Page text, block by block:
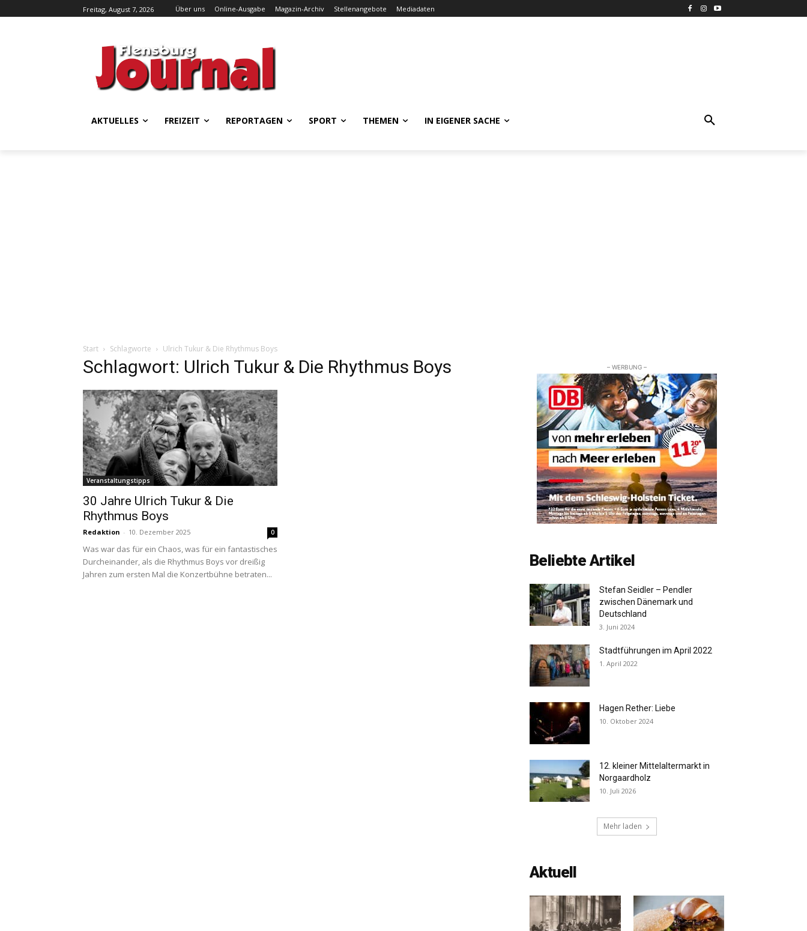
Freitag, August 7, 2026 Über uns Online-Ausgabe Magazin-Archiv Stellenangebote Mediadaten
AKTUELLES FREIZEIT REPORTAGEN SPORT THEMEN IN EIGENER SACHE
Start Schlagworte Ulrich Tukur & Die Rhythmus Boys
Schlagwort: Ulrich Tukur & Die Rhythmus Boys
Veranstaltungstipps
30 Jahre Ulrich Tukur & Die
Rhythmus Boys
Redaktion - 10. Dezember 2025 0
Was war das für ein Chaos, was für ein fantastisches
Durcheinander, als die Rhythmus Boys vor dreißig
Jahren zum ersten Mal die Konzertbühne betraten...
– WERBUNG –
Beliebte Artikel
Stefan Seidler – Pendler
zwischen Dänemark und
Deutschland
3. Juni 2024
Stadtführungen im April 2022
1. April 2022
Hagen Rether: Liebe
10. Oktober 2024
12. kleiner Mittelaltermarkt in
Norgaardholz
10. Juli 2026
Mehr laden
Aktuell